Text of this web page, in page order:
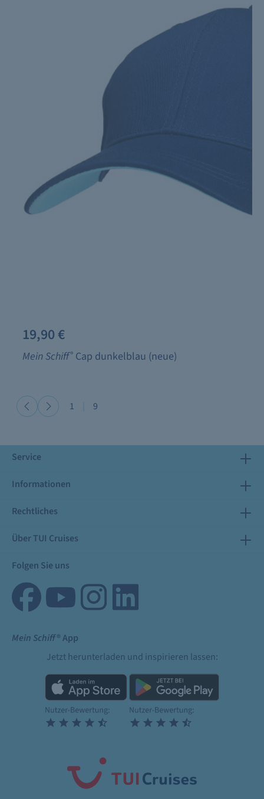
19,90 €
Mein Schiff® Cap dunkelblau (neue)
1 9
Service
Informationen
Rechtliches
Über TUI Cruises
Folgen Sie uns
Mein Schiff® App
Jetzt herunterladen und inspirieren lassen: